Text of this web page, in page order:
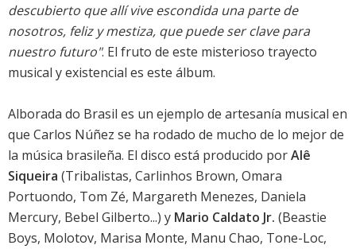
descubierto que allí vive escondida una parte de
nosotros, feliz y mestiza, que puede ser clave para
nuestro futuro". El fruto de este misterioso trayecto
musical y existencial es este álbum.
Alborada do Brasil es un ejemplo de artesanía musical en
que Carlos Núñez se ha rodado de mucho de lo mejor de
la música brasileña. El disco está producido porAlê
Siqueira (Tribalistas, Carlinhos Brown, Omara
Portuondo, Tom Zé, Margareth Menezes, Daniela
Mercury, Bebel Gilberto...) y Mario Caldato Jr. (Beastie
Boys, Molotov, Marisa Monte, Manu Chao, Tone-Loc,